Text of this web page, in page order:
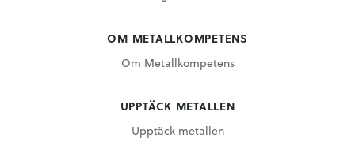
OM METALLKOMPETENS
Om Metallkompetens
UPPTÄCK METALLEN
Upptäck metallen